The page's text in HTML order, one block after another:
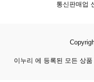
통신판매업
이누리 에 등록된 모든 상